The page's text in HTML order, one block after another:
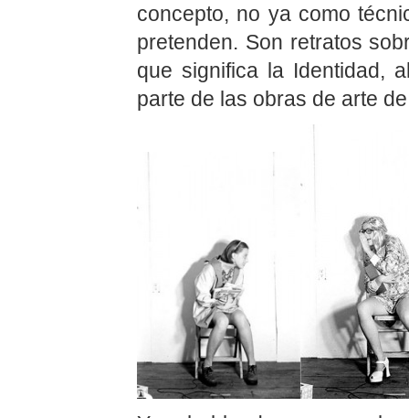
concepto, no ya como
pretenden. Son retratos
que significa la Identidad,
parte de las obras de arte